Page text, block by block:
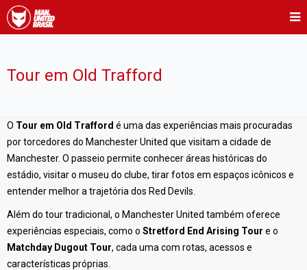
Tour em Old Trafford
O Tour em Old Trafford é uma das experiências mais procuradas
por torcedores do Manchester United que visitam a cidade de
Manchester. O passeio permite conhecer áreas históricas do
estádio, visitar o museu do clube, tirar fotos em espaços icônicos e
entender melhor a trajetória dos Red Devils.
Além do tour tradicional, o Manchester United também oferece
experiências especiais, como o Stretford End Arising Tour e o
Matchday Dugout Tour, cada uma com rotas, acessos e
características próprias.